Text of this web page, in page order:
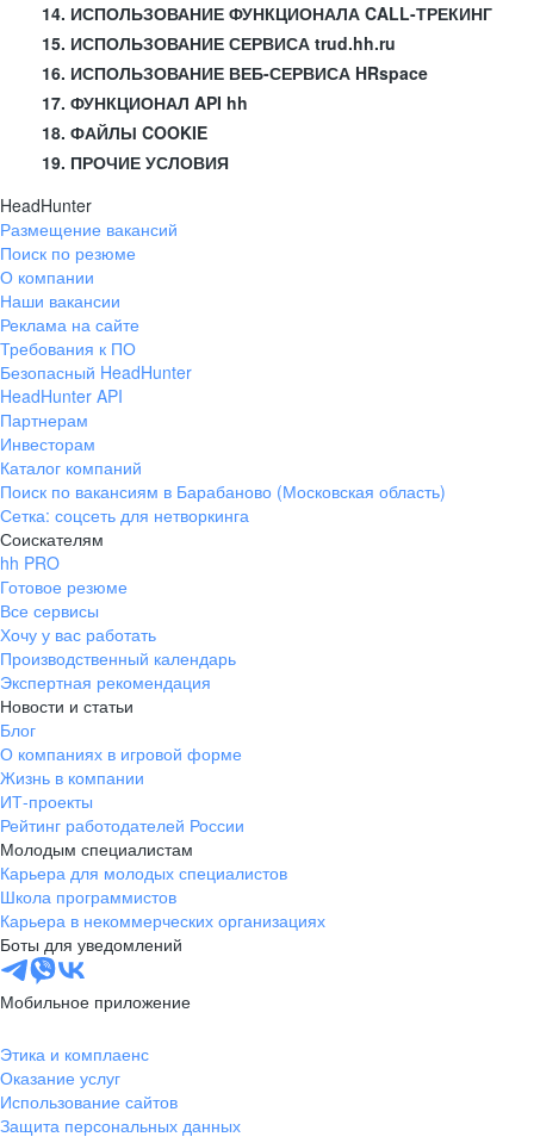
14. ИСПОЛЬЗОВАНИЕ ФУНКЦИОНАЛА CALL-ТРЕКИНГ
15. ИСПОЛЬЗОВАНИЕ СЕРВИСА trud.hh.ru
16. ИСПОЛЬЗОВАНИЕ ВЕБ-СЕРВИСА HRspace
17. ФУНКЦИОНАЛ API hh
18. ФАЙЛЫ COOKIE
19. ПРОЧИЕ УСЛОВИЯ
HeadHunter
Размещение вакансий
Поиск по резюме
О компании
Наши вакансии
Реклама на сайте
Требования к ПО
Безопасный HeadHunter
HeadHunter API
Партнерам
Инвесторам
Каталог компаний
Поиск по вакансиям в Барабаново (Московская область)
Сетка: соцсеть для нетворкинга
Соискателям
hh PRO
Готовое резюме
Все сервисы
Хочу у вас работать
Производственный календарь
Экспертная рекомендация
Новости и статьи
Блог
О компаниях в игровой форме
Жизнь в компании
ИТ-проекты
Рейтинг работодателей России
Молодым специалистам
Карьера для молодых специалистов
Школа программистов
Карьера в некоммерческих организациях
Боты для уведомлений
Мобильное приложение
Этика и комплаенс
Оказание услуг
Использование сайтов
Защита персональных данных